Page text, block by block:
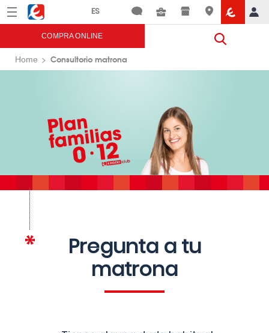
Menú Eroski
COMPRA ONLINE
Home Consultorio matrona
Pregunta a tu
matrona